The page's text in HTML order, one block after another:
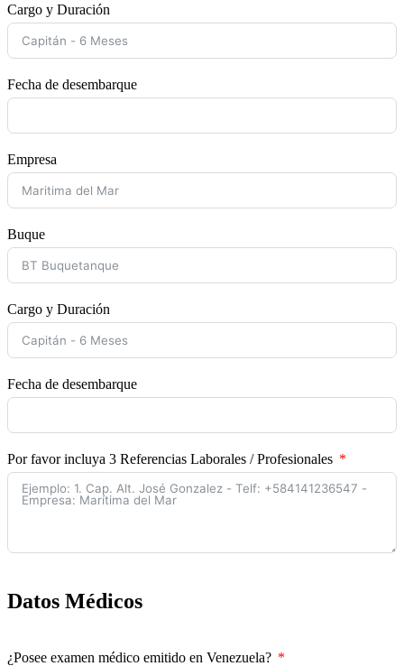
Cargo y Duración
Fecha de desembarque
Empresa
Buque
Cargo y Duración
Fecha de desembarque
Por favor incluya 3 Referencias Laborales / Profesionales
Datos Médicos
¿Posee examen médico emitido en Venezuela?